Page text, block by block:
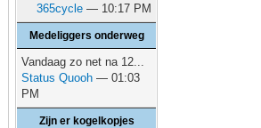
365cycle — 10:17 PM
Medeliggers onderweg
Vandaag zo net na 12...
Status Quooh — 01:03
PM
Zijn er kogelkopjes